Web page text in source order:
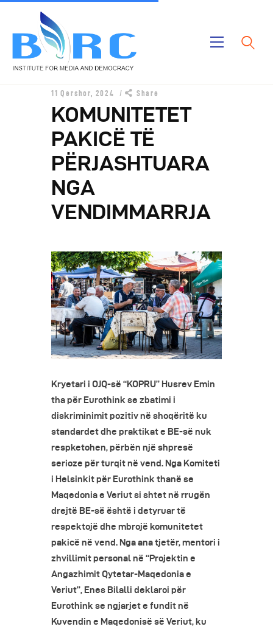
Publikimet
Projektet
Rreth Nesh
11 Qershor, 2024 Share
KOMUNITETET
PAKICË TË
PËRJASHTUARA
NGA
VENDIMMARRJA
Kryetari i OJQ-së “KOPRU” Husrev Emin
tha për Eurothink se zbatimi i
diskriminimit pozitiv në shoqëritë ku
standardet dhe praktikat e BE-së nuk
respketohen, përbën një shpresë
serioze për turqit në vend. Nga Komiteti
i Helsinkit për Eurothink thanë se
Maqedonia e Veriut si shtet në rrugën
drejtë BE-së është i detyruar të
respektojë dhe mbrojë komunitetet
pakicë në vend. Nga ana tjetër, mentori i
zhvillimit personal në “Projektin e
Angazhimit Qytetar-Maqedonia e
Veriut”, Enes Bilalli deklaroi për
Eurothink se ngjarjet e fundit në
Kuvendin e Maqedonisë së Veriut, ku